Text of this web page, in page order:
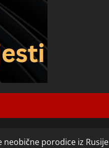
porodice iz Rusije